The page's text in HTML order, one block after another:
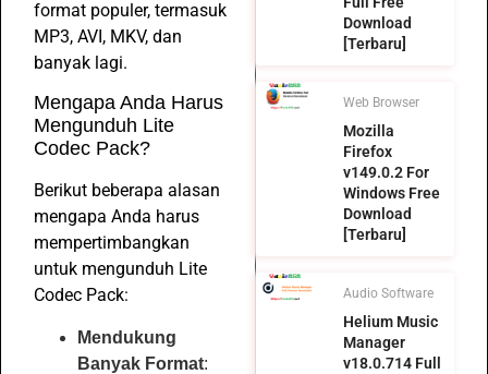
format populer, termasuk
MP3, AVI, MKV, dan
banyak lagi.
Mengapa Anda Harus
Mengunduh Lite
Codec Pack?
Berikut beberapa alasan
mengapa Anda harus
mempertimbangkan
untuk mengunduh Lite
Codec Pack:
Mendukung
Banyak Format:
Download
[Terbaru]
Web Browser
Mozilla
Firefox
v149.0.2 For
Windows Free
Download
[Terbaru]
Audio Software
Helium Music
Manager
v18.0.714 Full